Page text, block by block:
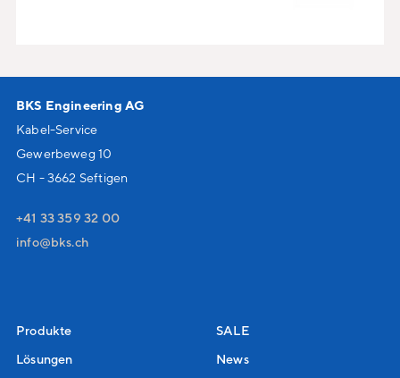
BKS Engineering AG
Kabel-Service
Gewerbeweg 10
CH - 3662 Seftigen
+41 33 359 32 00
nf
bks ch
Produkte
Lösungen
SALE
News